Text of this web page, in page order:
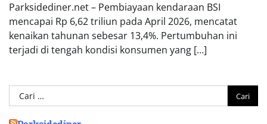
Parksidediner.net – Pembiayaan kendaraan BSI
mencapai Rp 6,62 triliun pada April 2026, mencatat
kenaikan tahunan sebesar 13,4%. Pertumbuhan ini
terjadi di tengah kondisi konsumen yang […]
Cari
untuk: